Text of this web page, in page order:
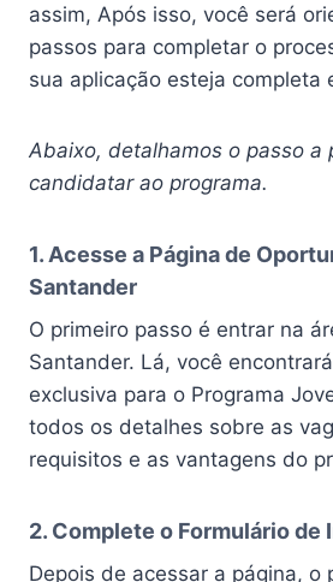
assim, Após isso, você será
passos para completar o
sua aplicação esteja completa
Abaixo, detalhamos o passo a
candidatar ao programa.
1. Acesse a Página de
Santander
O primeiro passo é entrar na
Santander. Lá, você
exclusiva para o Programa
todos os detalhes sobre as
requisitos e as vantagens do
2. Complete o Formulário de
Depois de acessar a página, o